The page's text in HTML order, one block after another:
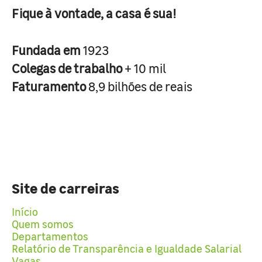
Fique à vontade, a casa é sua!
Fundada em1923
Colegas de trabalho+ 10 mil
Faturamento8,9 bilhões de reais
Site de carreiras
Início
Quem somos
Departamentos
Relatório de Transparência e Igualdade Salarial